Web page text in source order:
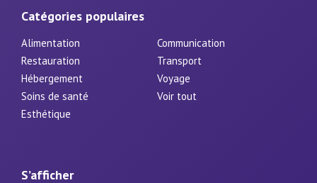
Catégories populaires
Alimentation
Communication
Restauration
Transport
Hébergement
Voyage
Soins de santé
Voir tout
Esthétique
S’afficher